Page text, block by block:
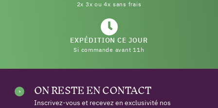
2x 3x ou 4x sans frais
EXPÉDITION CE JOUR
Si commande avant 11h
ON RESTE EN CONTACT
Inscrivez-vous et recevez en exclusivité nos